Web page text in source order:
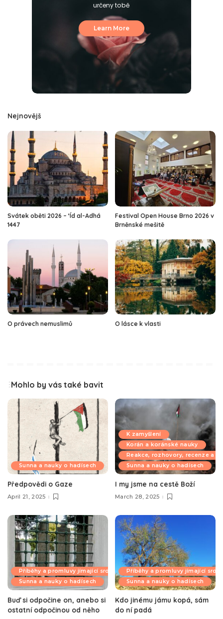
určeny tobě
Learn More
Nejnovějš
Svátek oběti 2026 – ‘Íd al-Adhá
1447
Festival Open House Brno 2026 v
Brněnské mešitě
O právech nemuslimů O lásce k vlasti
Mohlo by vás také bavit
Sunna a nauky o hadísech
Předpovědi o Gaze
April 21, 2025
K zamyšlení
Korán a koránské nauky
Reakce, rozhovory, recenze a
Sunna a nauky o hadísech
I my jsme na cestě Boží
March 28, 2025
Příběhy a promluvy jímající srdce
Sunna a nauky o hadísech
Buď si odpočine on, anebo si
ostatní odpočinou od něho
Příběhy a promluvy jímající
Sunna a nauky o hadísech
Kdo jinému jámu kopá, sám
do ní padá